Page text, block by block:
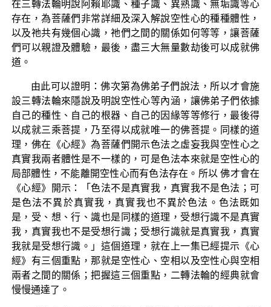
在三轉法輪明說阿賴耶識、種子識、異熟識、無垢識等心
存在，為菩薩們非常詳細及深入解說空性心的種種體性，
以及祂共有幾個心識，祂們之間的關係如何等等，讓菩薩
們可以親證及體驗，最後，盡三大無量數劫後可以成就佛
道。
由此可以證明：佛次第為佛弟子們說法，所以才會施
設三轉法輪來隱說及明說空性心等內涵，讓佛弟子們依據
自己的種性、自己的根器、自己的因緣等等修行，最後得
以成就三乘菩提，乃至得以成就唯一的佛菩提。同樣的道
理，佛在《心經》為菩薩們開示色法之虛妄我與空性心之
真實我兩者體性是不一樣的，可是色法本來就是空性心的
局部體性，不能離開空性心而有色法存在。所以 佛才會在
《心經》開示：「色法不是真實我，真實我不是色法；可
是色法不異於真實我，真實我也不異於色法。色法既如
是，受、想、行、識也是同樣的道理，受想行識不是真實
我，真實我也不是受想行識；受想行識就是真實我，真實
我就是受想行識。」這個道理，就在上一集已經提示《心
經》有三個重點，那就是空性心、空相以及空性心與空相
兩者之間的關係；把握這三個重點，二轉法輪的經典就會
慢慢通達了。